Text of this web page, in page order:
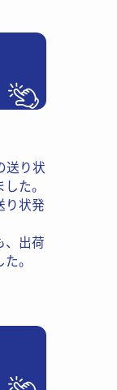
送​り状
た。
り状発
、​出荷
。